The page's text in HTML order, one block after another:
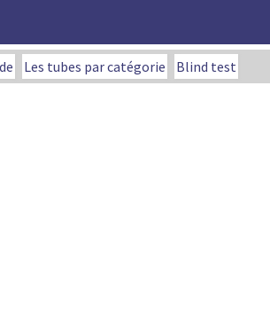
Les tubes par catégorie Blind test